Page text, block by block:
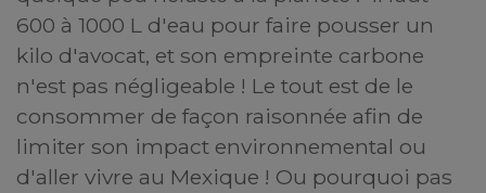
600 à 1000 L d'eau pour faire pousser un
kilo d'avocat, et son empreinte carbone
n'est pas négligeable ! Le tout est de le
consommer de façon raisonnée afin de
limiter son impact environnemental ou
d'aller vivre au Mexique ! Ou pourquoi pas